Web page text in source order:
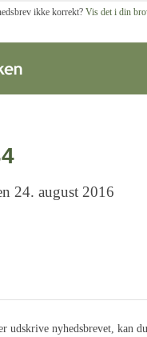
ikke korrekt? Vis det i din
24. august 2016
udskrive nyhedsbrevet, kan